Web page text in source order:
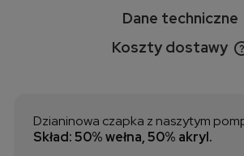
Dane techniczne
Koszty dostawy
Cena nie zawiera ewentualnych kosztów
Dzianinowa czapka z naszytym
Skład: 50% wełna, 50% akryl.